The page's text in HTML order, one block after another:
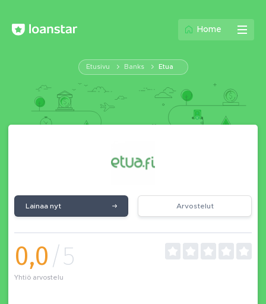
Home
Etusivu Banks Etua
Lainaa nyt Arvostelut
0,0/5
Yhtiö arvostelu